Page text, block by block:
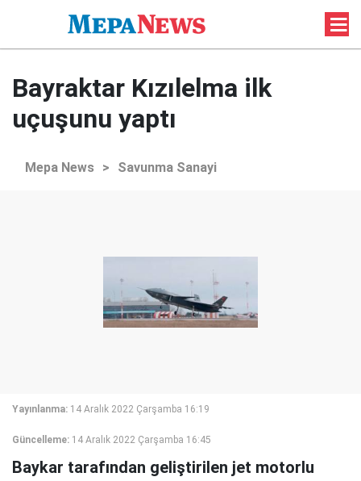
Bayraktar Kızılelma ilk
uçuşunu yaptı
Mepa News > Savunma Sanayi
Yayınlanma: 14 Aralık 2022 Çarşamba 16:19
Güncelleme: 14 Aralık 2022 Çarşamba 16:45
Baykar tarafından geliştirilen jet motorlu